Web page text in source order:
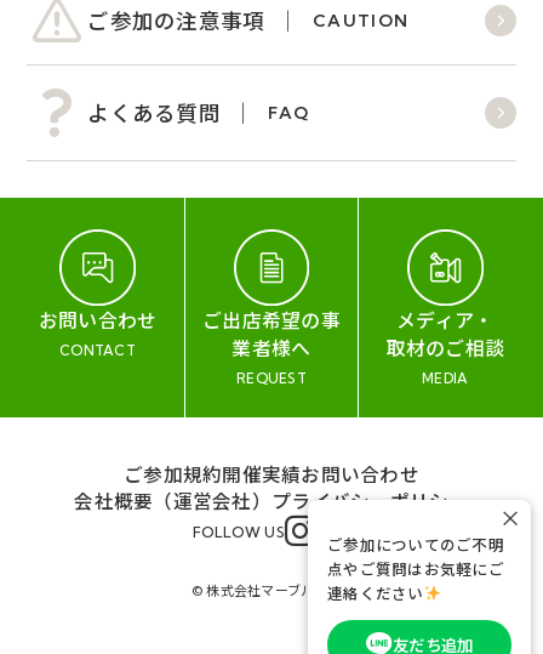
ご参加の注意事項 CAUTION
よくある質問 FAQ
お問い合わせ
CONTACT
ご出店希望の事
業者様へ
REQUEST
メディア・
取材のご相談
MEDIA
ご参加規約開催実績お問い合わせ
会社概要（運営会社） プライバシーポリシー
FOLLOW US
© 株式会社マーブル&コー
ご参加についてのご不明
点やご質問はお気軽にご
連絡ください
友だち追加
×